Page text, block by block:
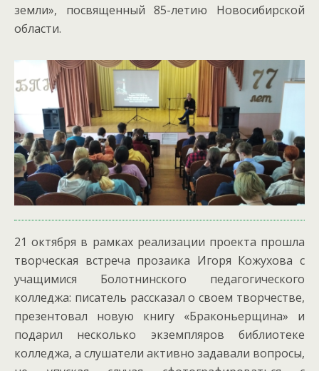
земли», посвященный 85-летию Новосибирской
области.
21 октября в рамках реализации проекта прошла
творческая встреча прозаика Игоря Кожухова с
учащимися Болотнинского педагогического
колледжа: писатель рассказал о своем творчестве,
презентовал новую книгу «Браконьерщина» и
подарил несколько экземпляров библиотеке
колледжа, а слушатели активно задавали вопросы,